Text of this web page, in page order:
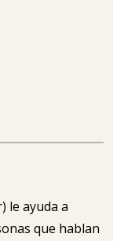
le ayuda a
que hablan